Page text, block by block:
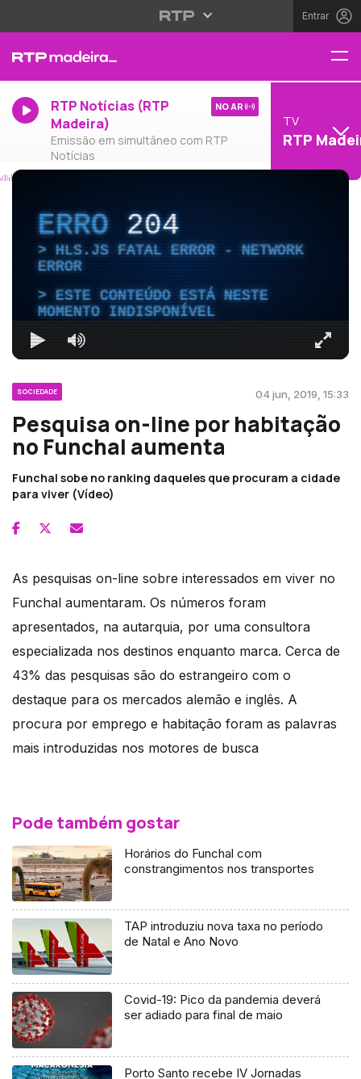
Entrar
RTP Notícias (RTP
Madeira)
Emissão em simultâneo com RTP
Notícias
NO AR
TV
RTP
ERRO204
HLS.JS FATAL ERROR - NETWORK
ERROR
ESTE CONTEÚDO ESTÁ NESTE
MOMENTO INDISPONÍVEL
SOCIEDADE 04 jun, 2019, 15:33
Pesquisa on-line por habitação
no Funchal aumenta
Funchal sobe no ranking daqueles que procuram a cidade
para viver (Vídeo)
As pesquisas on-line sobre interessados em viver no
Funchal aumentaram. Os números foram
apresentados, na autarquia, por uma consultora
especializada nos destinos enquanto marca. Cerca de
43% das pesquisas são do estrangeiro com o
destaque para os mercados alemão e inglês. A
procura por emprego e habitação foram as palavras
mais introduzidas nos motores de busca
Pode também gostar
Horários do Funchal com
constrangimentos nos transportes
TAP introduziu nova taxa no período
de Natal e Ano Novo
Covid-19: Pico da pandemia deverá
ser adiado para final de maio
Porto Santo recebe IV Jornadas